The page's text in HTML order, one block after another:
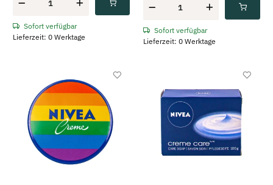
Sofort verfügbar
Lieferzeit: 0 Werktage
Sofort verfügbar
Lieferzeit: 0 Werktage